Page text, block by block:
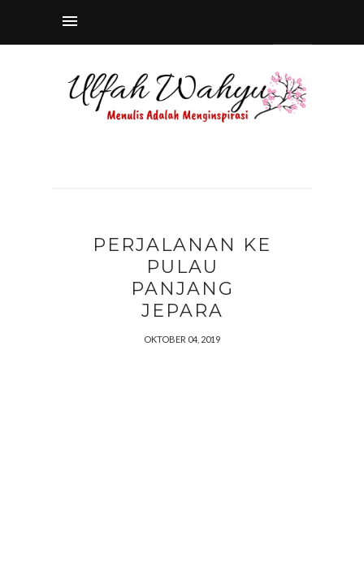
PERJALANAN KE
PULAU
PANJANG
JEPARA
OKTOBER 04, 2019